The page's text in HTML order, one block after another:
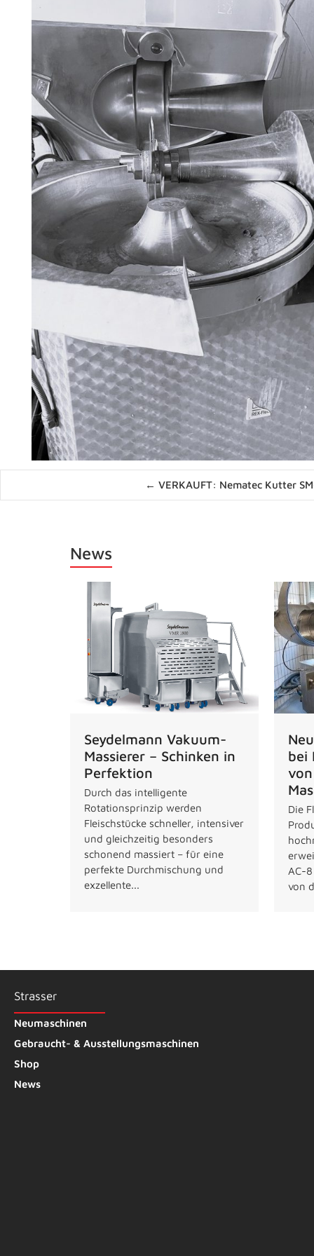
navigation
← VERKAUFT: Nematec Kutter
News
Seydelmann Vakuum-
Massierer – Schinken in
Perfektion
Durch das intelligente
Rotationsprinzip werden
Fleischstücke schneller, intensiver
und gleichzeitig besonders
schonend massiert – für eine
perfekte Durchmischung und
exzellente...
bei
Die
AC-
von
Strasser
Neumaschinen
Gebraucht- & Ausstellungsmaschinen
Shop
News